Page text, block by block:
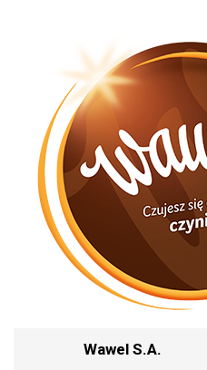
Wawel S.A.